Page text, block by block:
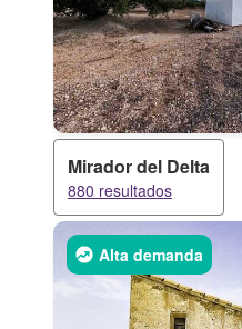
Mirador del Delta
880 resultados
Alta demanda